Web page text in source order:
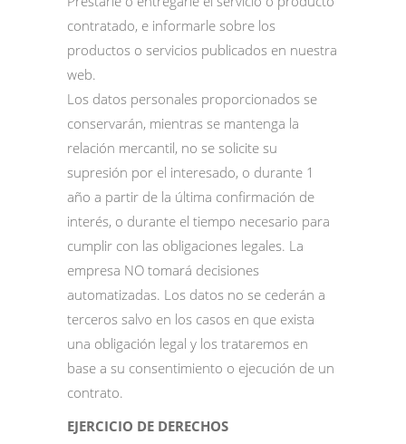
contratado, e informarle sobre los
productos o servicios publicados en nuestra
web.
Los datos personales proporcionados se
conservarán, mientras se mantenga la
relación mercantil, no se solicite su
supresión por el interesado, o durante 1
año a partir de la última confirmación de
interés, o durante el tiempo necesario para
cumplir con las obligaciones legales. La
empresa NO tomará decisiones
automatizadas. Los datos no se cederán a
terceros salvo en los casos en que exista
una obligación legal y los trataremos en
base a su consentimiento o ejecución de un
contrato.
EJERCICIO DE DERECHOS